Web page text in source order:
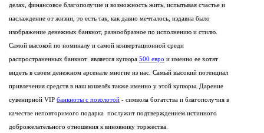
делах, финансовое благополучие и возможность жить, испытывая счастье и
наслаждение от жизни, то есть так, как давно мечталось, издавна было
изображение денежных банкнот, разнообразное по исполнению и стилю.
Самой высокой по номиналу и самой конвертационной среди
распространенных банкнот является купюра 500 евро и именно ее хотят
видеть в своем денежном арсенале многие из нас. Самый высокий потенциал
привлечения средств в наш кошелёк также именно у этой купюры. Дарение
сувенирной VIP банкноты с позолотой - символа богатства и благополучия в
качестве неповторимого подарка послужит подтверждением истинного
доброжелательного отношения к виновнику торжества.